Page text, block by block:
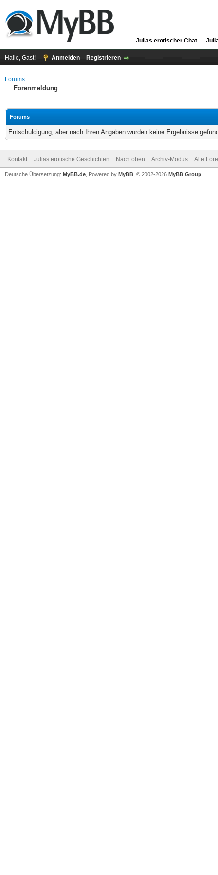
Julias erotischer Chat ....
Hallo, Gast! Anmelden Registrieren
Forums
Forenmeldung
Forums
Entschuldigung, aber nach Ihren Angaben wurden keine Ergebnisse
Kontakt Julias erotische Geschichten Nach oben Archiv-Modus Alle
Deutsche Übersetzung: MyBB.de , Powered by MyBB , © 2002-2026 MyBB Group